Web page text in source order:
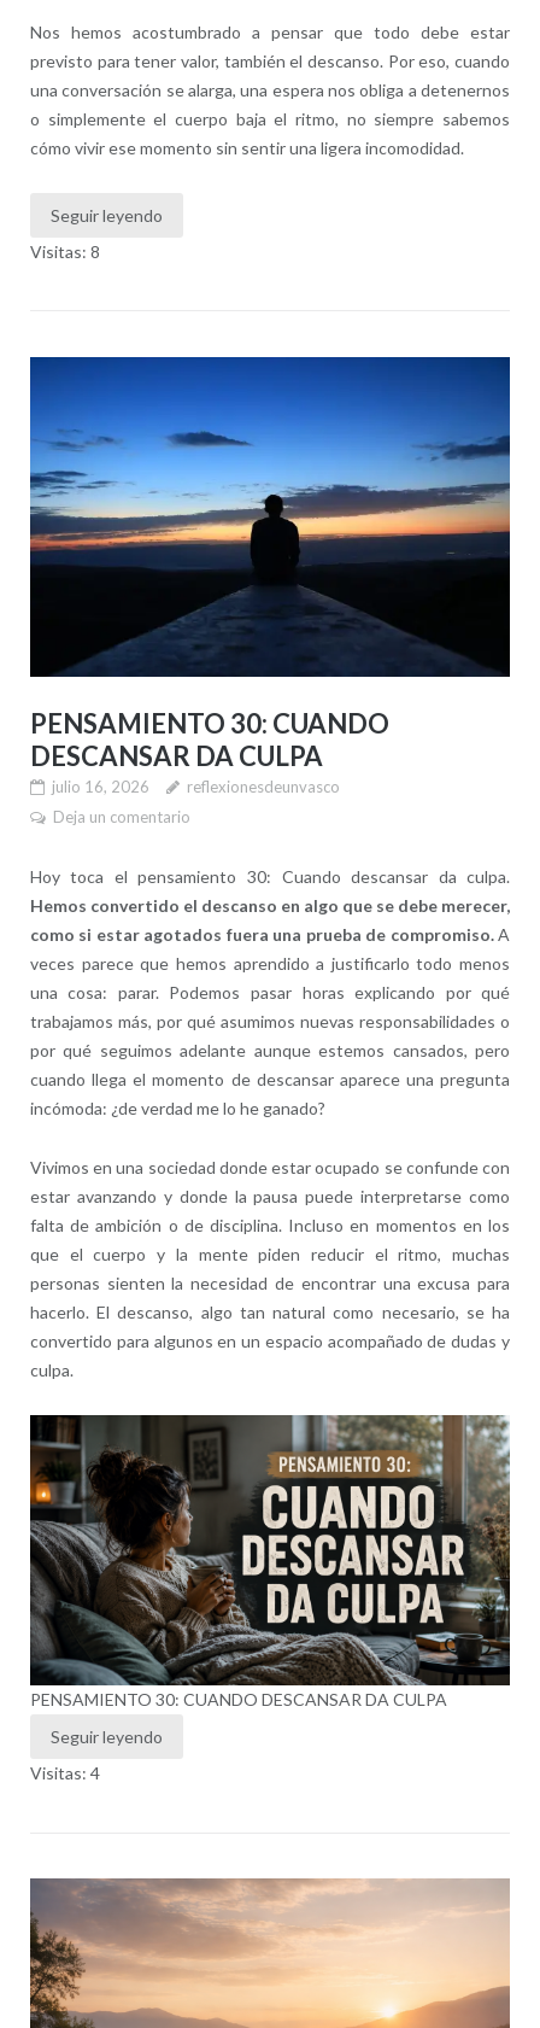
Nos hemos acostumbrado a pensar que todo debe estar
previsto para tener valor, también el descanso. Por eso, cuando
una conversación se alarga, una espera nos obliga a detenernos
o simplemente el cuerpo baja el ritmo, no siempre sabemos
cómo vivir ese momento sin sentir una ligera incomodidad.
Seguir leyendo
Visitas: 8
PENSAMIENTO 30: CUANDO
DESCANSAR DA CULPA
julio 16, 2026
reflexionesdeunvasco
Deja un comentario
Hoy toca el pensamiento 30: Cuando descansar da culpa.
Hemos convertido el descanso en algo que se debe merecer,
como si estar agotados fuera una prueba de compromiso.A
veces parece que hemos aprendido a justificarlo todo menos
una cosa: parar. Podemos pasar horas explicando por qué
trabajamos más, por qué asumimos nuevas responsabilidades o
por qué seguimos adelante aunque estemos cansados, pero
cuando llega el momento de descansar aparece una pregunta
incómoda: ¿de verdad me lo he ganado?
Vivimos en una sociedad donde estar ocupado se confunde con
estar avanzando y donde la pausa puede interpretarse como
falta de ambición o de disciplina. Incluso en momentos en los
que el cuerpo y la mente piden reducir el ritmo, muchas
personas sienten la necesidad de encontrar una excusa para
hacerlo. El descanso, algo tan natural como necesario, se ha
convertido para algunos en un espacio acompañado de dudas y
culpa.
PENSAMIENTO 30: CUANDO DESCANSAR DA CULPA
Seguir leyendo
Visitas: 4